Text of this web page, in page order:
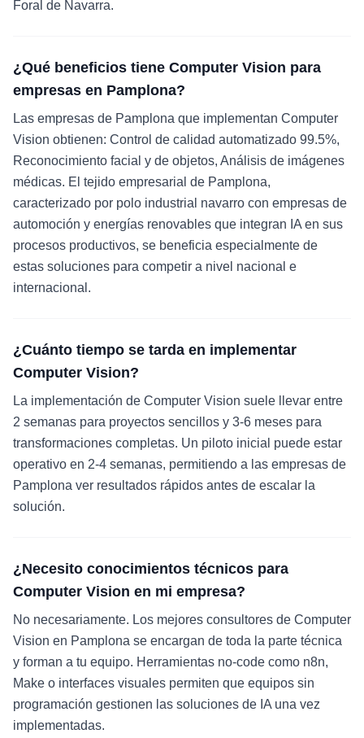
Foral de Navarra.
¿Qué beneficios tiene Computer Vision para
empresas en Pamplona?
Las empresas de Pamplona que implementan Computer
Vision obtienen: Control de calidad automatizado 99.5%,
Reconocimiento facial y de objetos, Análisis de imágenes
médicas. El tejido empresarial de Pamplona,
caracterizado por polo industrial navarro con empresas de
automoción y energías renovables que integran IA en sus
procesos productivos, se beneficia especialmente de
estas soluciones para competir a nivel nacional e
internacional.
¿Cuánto tiempo se tarda en implementar
Computer Vision?
La implementación de Computer Vision suele llevar entre
2 semanas para proyectos sencillos y 3-6 meses para
transformaciones completas. Un piloto inicial puede estar
operativo en 2-4 semanas, permitiendo a las empresas de
Pamplona ver resultados rápidos antes de escalar la
solución.
¿Necesito conocimientos técnicos para
Computer Vision en mi empresa?
No necesariamente. Los mejores consultores de Computer
Vision en Pamplona se encargan de toda la parte técnica
y forman a tu equipo. Herramientas no-code como n8n,
Make o interfaces visuales permiten que equipos sin
programación gestionen las soluciones de IA una vez
implementadas.